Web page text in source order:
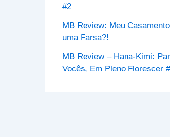
#2
MB Review: Meu
uma Farsa?!
MB Review – Hana-Kimi:
Vocês, Em Pleno Florescer